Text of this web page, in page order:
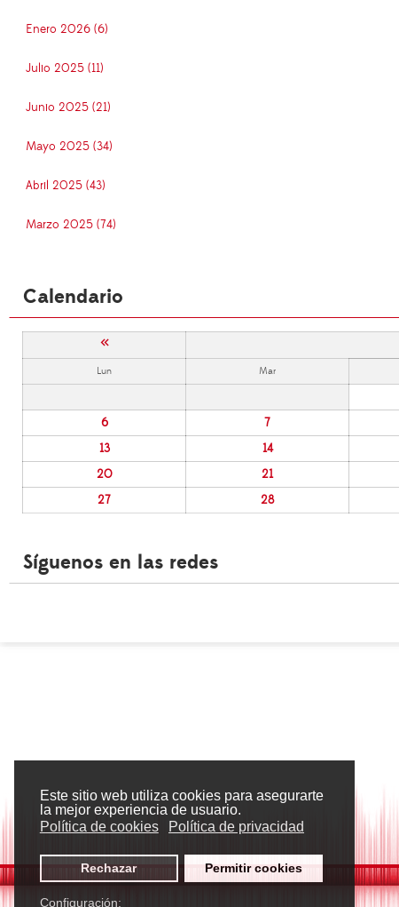
Este sitio web utiliza cookies para asegurarte
la mejor experiencia de usuario.
Política de cookies
Política de privacidad
Rechazar Permitir cookies
Configuración:
Enero 2026 (6)
Julio 2025 (11)
Junio 2025 (21)
Mayo 2025 (34)
Abril 2025 (43)
Marzo 2025 (74)
Calendario
«
Lun Mar
6
7
13
14
20
21
27
28
Síguenos en las redes